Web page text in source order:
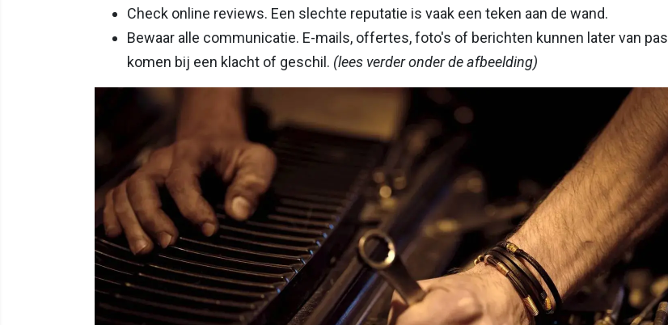
Check online reviews. Een slechte reputatie is vaak een teken aan de wand.
Bewaar alle communicatie. E-mails, offertes, foto's of berichten kunnen later van pas
komen bij een klacht of geschil. (lees verder onder de afbeelding)